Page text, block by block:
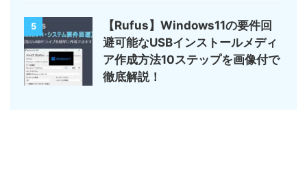
5
【Rufus】Windows11の要件回
避可能なUSBインストールメディ
ア作成方法10ステップを画像付で
徹底解説！